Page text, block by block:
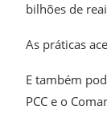
bilhões de
As práticas
E também
PCC e o